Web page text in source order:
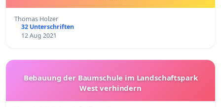
Thomas Holzer
32 Unterschriften
12 Aug 2021
Bebauung der Baumschule im Landschaftspark
West verhindern